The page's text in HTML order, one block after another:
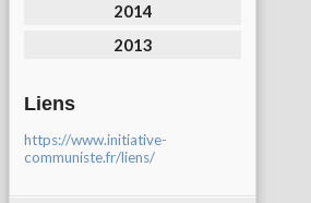
2014
2013
Liens
https://www.initiative-
communiste.fr/liens/